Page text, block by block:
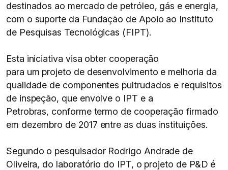
destinados ao mercado de petróleo, gás e energia,
com o suporte da Fundação de Apoio ao Instituto
de Pesquisas Tecnológicas (FIPT).
Esta iniciativa visa obter cooperação
para um projeto de desenvolvimento e melhoria da
qualidade de componentes pultrudados e requisitos
de inspeção, que envolve o IPT e a
Petrobras, conforme termo de cooperação firmado
em dezembro de 2017 entre as duas instituições.
Segundo o pesquisador Rodrigo Andrade de
Oliveira, do laboratório do IPT, o projeto de P&D é